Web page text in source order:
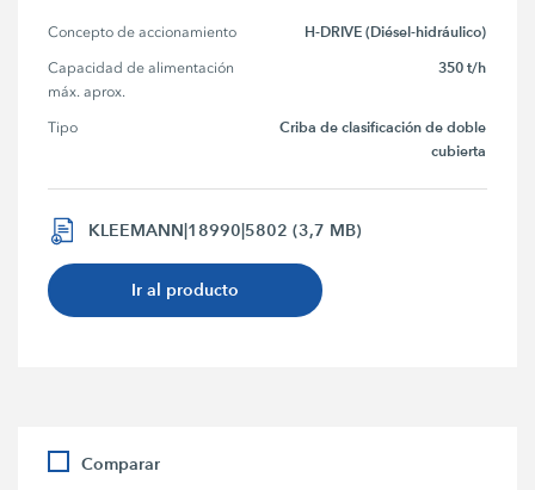
Concepto de accionamiento H-DRIVE (Diésel-hidráulico)
Capacidad de alimentación
máx. aprox.
350 t/h
Tipo
Criba de clasificación de doble
cubierta
KLEEMANN|18990|5802 (3,7 MB)
Ir al producto
Comparar